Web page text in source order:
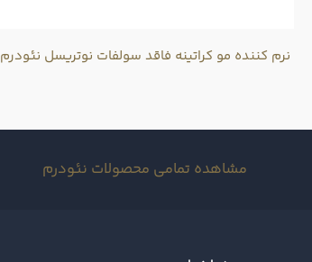
نرم کننده مو کراتینه فاقد سولفات نوتریسل نئودرم
مشاهده تمامی محصولات نئودرم